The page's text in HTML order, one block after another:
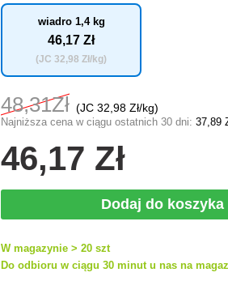
wiadro 1,4 kg
46,17 Zł
(JC32,98 Zł/kg)
48,31Zł (JC32,98 Zł/kg)
Najniższa cena w ciągu ostatnich 30 dni: 37,89
46,17 Zł
Dodaj do koszyka
W magazynie > 20 szt
Do odbioru w ciągu 30 minut u nas na